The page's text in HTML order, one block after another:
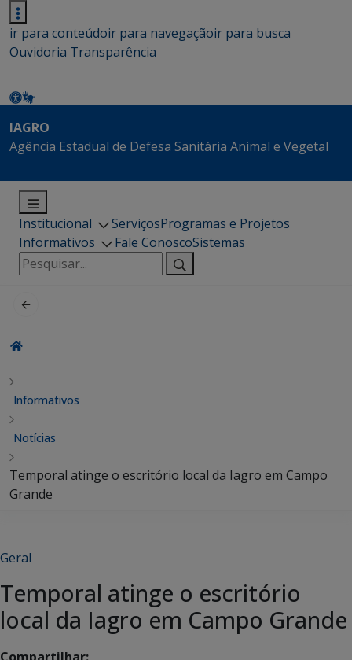
ir para conteúdoir para navegaçãoir para busca
Ouvidoria Transparência
IAGRO
Agência Estadual de Defesa Sanitária Animal e Vegetal
Institucional ServiçosProgramas e Projetos
Informativos
Fale ConoscoSistemas
Pesquisar
por:
Informativos
Notícias
Temporal atinge o escritório local da Iagro em Campo
Grande
Geral
Temporal atinge o escritório
local da Iagro em Campo Grande